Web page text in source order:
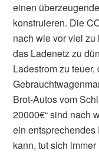
einen
konstruieren. Die
nach wie vor viel
das Ladenetz zu
Ladestrom zu
Brot-Autos vom
20000€“ sind nach
ein
kann, tut sich